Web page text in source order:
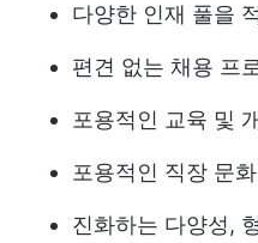
다양한 인재 풀을
편견 없는 채용 프
포용적인 교육 및
포용적인 직장 문
진화하는 다양성,